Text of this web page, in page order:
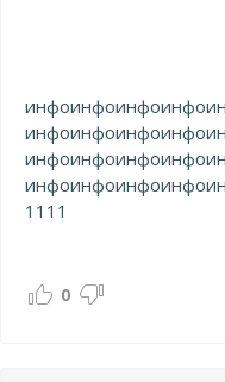
инфоинфоинфоинфо
инфоинфоинфоинфо
инфоинфоинфоинфо
инфоинфоинфоинфо
1111
0